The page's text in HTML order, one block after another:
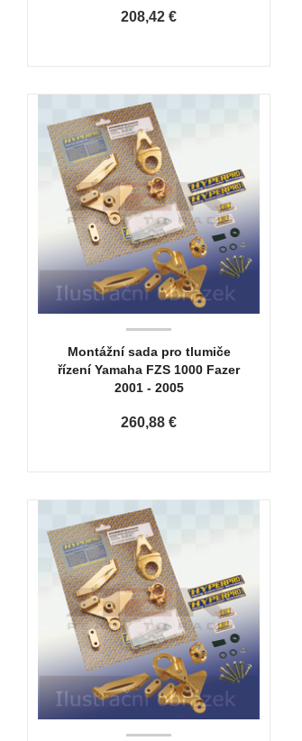
208,42 €
Montážní sada pro tlumiče
řízení Yamaha FZS 1000 Fazer
2001 - 2005
260,88 €